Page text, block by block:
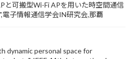
と可搬型Wi-Fi APを用いた時空間通信
電子情報通信学会IN研究会,那覇
dynamic personal space for